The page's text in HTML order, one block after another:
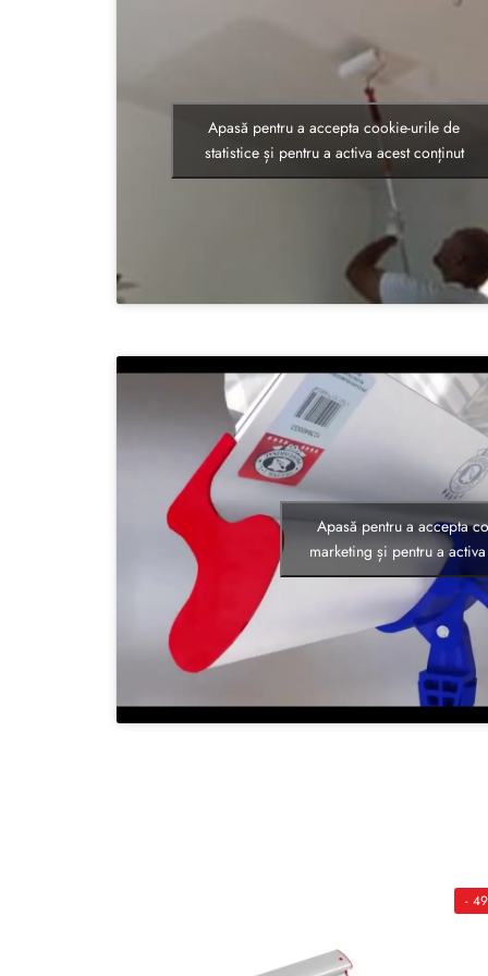
Apasă pentru a accepta cookie-urile de
statistice și pentru a activa acest conținut
Apasă pentru a accepta
marketing și pentru a
-